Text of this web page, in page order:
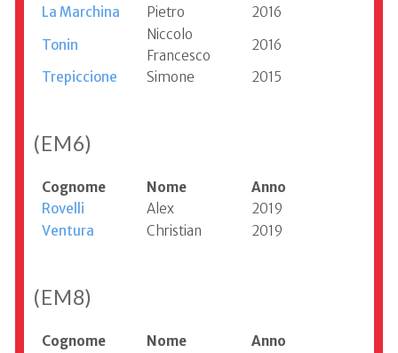
La Marchina
Pietro
2016
Tonin
Niccolo
Francesco
2016
Trepiccione
Simone 2015
(EM6)
Cognome Nome
Anno
Rovelli
Alex
2019
Ventura
Christian 2019
(EM8)
Cognome Nome
Anno